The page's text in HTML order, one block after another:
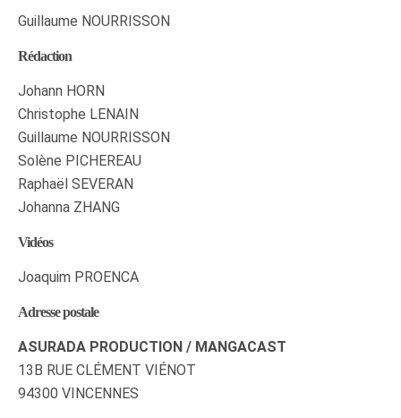
Guillaume NOURRISSON
Rédaction
Johann HORN
Christophe LENAIN
Guillaume NOURRISSON
Solène PICHEREAU
Raphaël SEVERAN
Johanna ZHANG
Vidéos
Joaquim PROENCA
Adresse postale
ASURADA PRODUCTION / MANGACAST
13B RUE CLÉMENT VIÉNOT
94300 VINCENNES